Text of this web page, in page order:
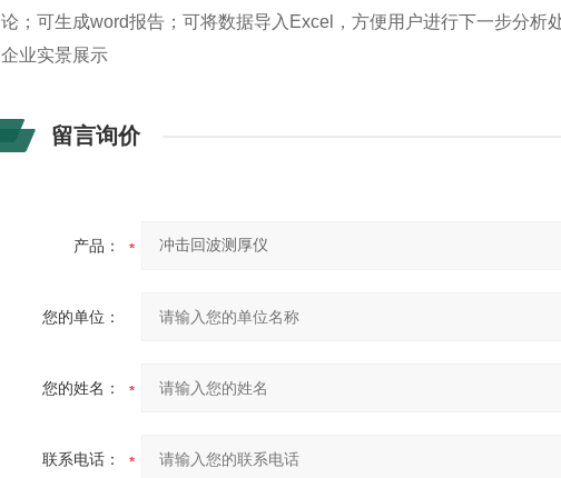
论；可生成word报告；可将数据导入Excel，方便用户进行下一步分析
企业实景展示
留言询价
产品：
您的单位：
您的姓名：
联系电话：